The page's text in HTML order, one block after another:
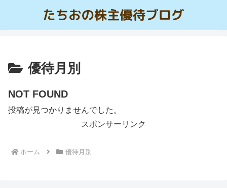
優待月別
NOT FOUND
投稿が見つかりませんでした。
スポンサーリンク
ホーム 優待月別